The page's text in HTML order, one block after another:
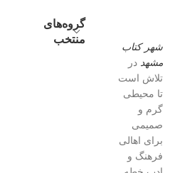
شهر کتاب
مشهد در
تلاش است
تا محیطی
گرم و
صمیمی
برای اهالی
فرهنگ و
گروه‌های
منتخب